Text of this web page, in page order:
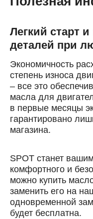
Легкий старт
деталей при
Экономичность
степень износа
– все это
масла для
в первые месяцы
гарантировано
магазина.
SPOT станет
комфортного и
можно купить
заменить его на
одновременной
будет бесплатна.